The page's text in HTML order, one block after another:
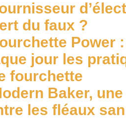
du faux ?
Power
jour les
fourchette
Baker,
les fléaux